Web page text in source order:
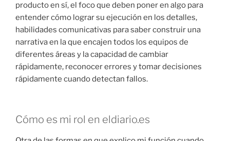
producto en sí, el foco que deben poner en algo para
entender cómo lograr su ejecución en los detalles,
habilidades comunicativas para saber construir una
narrativa en la que encajen todos los equipos de
diferentes áreas y la capacidad de cambiar
rápidamente, reconocer errores y tomar decisiones
rápidamente cuando detectan fallos.
Cómo es mi rol en eldiario.es